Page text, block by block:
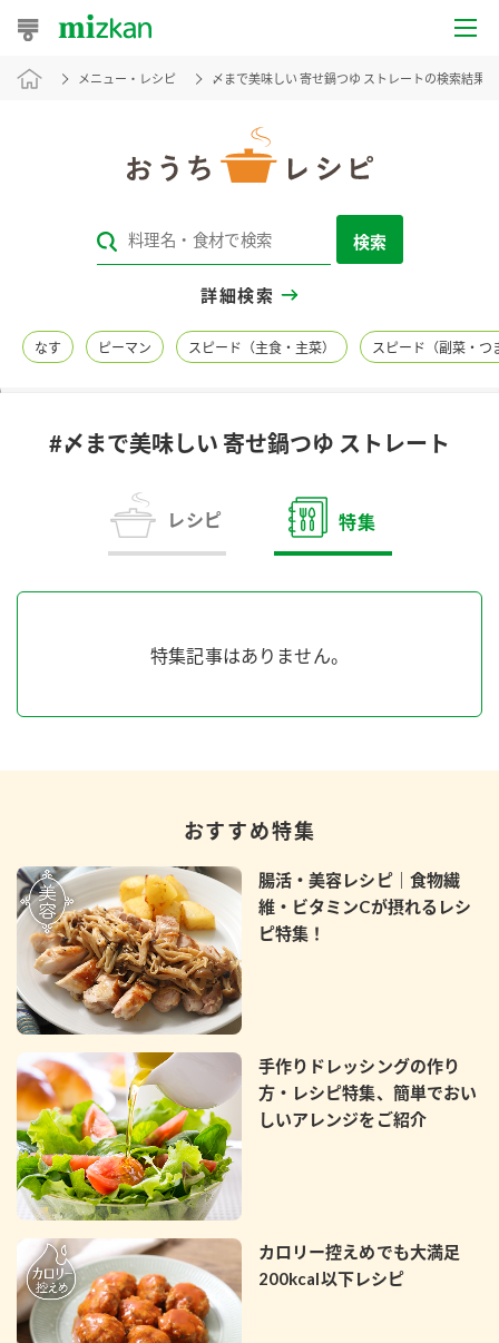
おうちレシピ
レシピカテゴリ一覧
レシピ名特集
商品情報
商品カテゴリ
酢 調味酢
みりん風・料理酒 鍋用調味料
スープ 中華
クイック調味料
ふりかけ おすしの素
炊き込みご飯の素
納豆
商品ブランドサイト
カンタン酢
お酢ドリンク
味ぽん
ぽん酢
かおりの蔵
つゆ
鍋なび
納豆のサイト
PIN印
三ツ判山吹
千夜
スペシャルサイト
企業情報
ミツカングループについて
企業理念
ミツカンの歴史
ミツカンを知る
環境への取り組み
水の文化センター（アーカイブ）
ZENB initiative
MIM（ミツカンミュージアム）
採用情報
ニュースリリース
お客様相談センター
お客様の声をいかしました
販売終了製品のご案内
よくあるご質問
メニュー・レシピ 〆まで美味しい 寄せ鍋つゆ ストレートの検索結果
検索
詳細検索
なす ピーマン スピード（主食・主菜） スピード（副菜・つ
#〆まで美味しい 寄せ鍋つゆ ストレート
レシピ 特集
特集記事はありません。
おすすめ特集
腸活・美容レシピ｜食物繊
維・ビタミンCが摂れるレシ
ピ特集！
手作りドレッシングの作り
方・レシピ特集、簡単でおい
しいアレンジをご紹介
カロリー控えめでも大満足
200kcal以下レシピ